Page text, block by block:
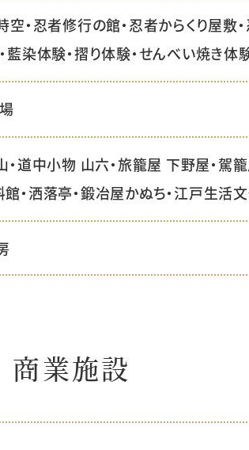
・忍者修行の館・忍者からくり屋敷
藍染体験・摺り体験・せんべい焼き体
道中小物 山六・旅籠屋 下野屋・駕
・洒落亭・鍛冶屋かぬち・江戸生活
商業施設